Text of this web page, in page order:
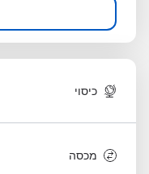
כיסוי
מכסה